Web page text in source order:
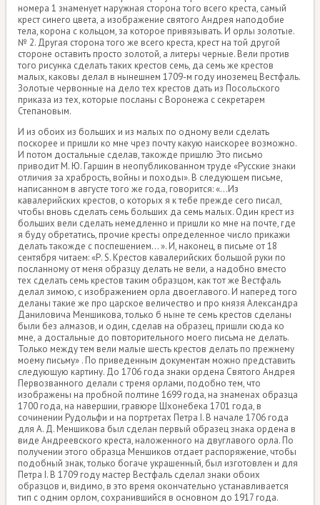
номера 1 знаменует наружная сторона того всего креста, самый
крест синего цвета, а изображение святого Андрея наподобие
тела, корона с кольцом, за которое привязывать. И орлы золотые.
№ 2. Другая сторона того же всего креста, крест на той другой
стороне оставить просто золотой, а литеры черные. Вели против
того рисунка сделать таких крестов семь, да семь же крестов
малых, каковы делал в нынешнем 1709-м году иноземец Вестфаль.
Золотые червонные на дело тех крестов дать из Посольского
приказа из тех, которые посланы с Воронежа с секретарем
Степановым.
И из обоих из больших и из малых по одному вели сделать
поскорее и пришли ко мне чрез почту какую наискорее возможно.
И потом достальные сделав, такожде пришлю Это письмо
приводит М. Ю. Гаршин в неопубликованном труде «Русские знаки
отличия за храбрость, войны и походы». В следующем письме,
написанном в августе того же года, говорится: «...Из
кавалерийских крестов, о которых я к тебе прежде сего писал,
чтобы вновь сделать семь больших да семь малых. Один крест из
больших вели сделать немедленно и пришли ко мне на почте, где
я буду обретатись, прочие кресты определенное число прикажи
делать такожде с поспешением... ». И, наконец, в письме от 18
сентября читаем: «Р. S. Крестов кавалерийских большой руки по
посланному от меня образцу делать не вели, а надобно вместо
тех сделать семь крестов таким образцом, как тот же Вестфаль
делал зимою, с изображением орла двоеглавого. И наперед того
деланы такие же про царское величество и про князя Александра
Даниловича Меншикова, только б ныне те семь крестов сделаны
были без алмазов, и один, сделав на образец, пришли сюда ко
мне, а достальные до повторительного моего письма не делать.
Только между тем вели малые шесть крестов делать по прежнему
моему письму» . По приведенным документам можно представить
следующую картину. До 1706 года знаки ордена Святого Андрея
Первозванного делали с тремя орлами, подобно тем, что
изображены на пробной полтине 1699 года, на знаменах образца
1700 года, на навершии, гравюре Шхонебека 1701 года, в
сочинении Рудольфи и на портретах Петра I. В начале 1706 года
для А. Д. Меншикова был сделан первый образец знака ордена в
виде Андреевского креста, наложенного на двуглавого орла. По
получении этого образца Меншиков отдает распоряжение, чтобы
подобный знак, только богаче украшенный, был изготовлен и для
Петра I. В 1709 году мастер Вестфаль сделал знаки обоих
образцов и, видимо, в это время окончательно устанавливается
тип с одним орлом, сохранившийся в основном до 1917 года.